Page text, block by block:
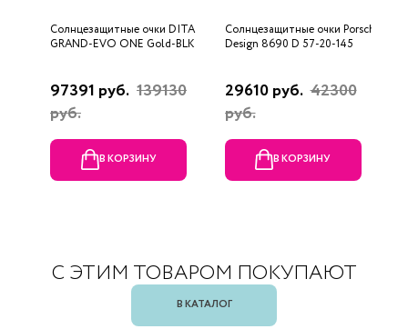
Солнцезащитные очки DITA
GRAND-EVO ONE Gold-BLK
97391 руб. 139130
руб.
В КОРЗИНУ
Солнцезащитные очки Porsche
Design 8690 D 57-20-145
29610 руб. 42300
руб.
В КОРЗИНУ
С ЭТИМ ТОВАРОМ ПОКУПАЮТ
В КАТАЛОГ